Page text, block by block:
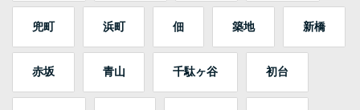
兜町 浜町 佃 築地 新橋
赤坂 青山 千駄ヶ谷 初台